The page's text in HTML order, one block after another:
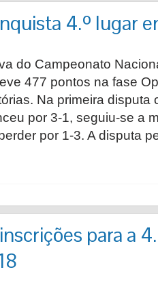
4.º lugar
do Campeonato
477 pontos na fase
Na primeira disputa
por 3-1, seguiu-se a
por 1-3. A disputa
para a